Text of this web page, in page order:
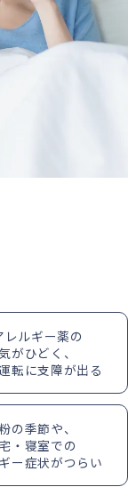
レルギー薬の
がひどく、
転に支障が出る
の季節や、
・寝室での
ー症状がつらい